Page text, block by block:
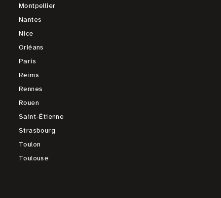
Montpellier
Nantes
Nice
Orléans
Paris
Reims
Rennes
Rouen
Saint-Étienne
Strasbourg
Toulon
Toulouse